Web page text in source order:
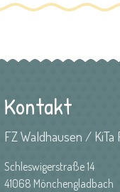
Kontakt
FZ Waldhausen / KiTa
Schleswigerstraße 14
41068 Mönchengladbach